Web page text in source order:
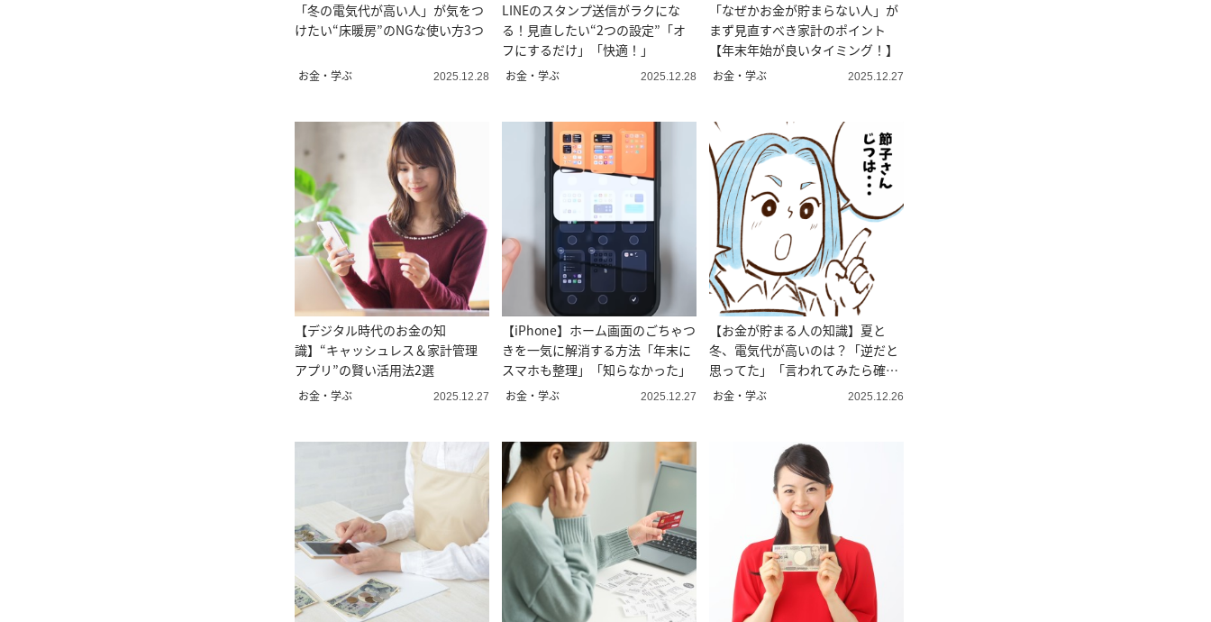
「冬の電気代が高い人」が気をつ
けたい“床暖房”のNGな使い方3つ
お金・学ぶ 2025.12.28
LINEのスタンプ送信がラクにな
る！見直したい“2つの設定”「オ
フにするだけ」「快適！」
お金・学ぶ 2025.12.28
「なぜかお金が貯まらない人」が
まず見直すべき家計のポイント
【年末年始が良いタイミング！】
お金・学ぶ 2025.12.27
【デジタル時代のお金の知
識】“キャッシュレス＆家計管理
アプリ”の賢い活用法2選
お金・学ぶ 2025.12.27
【iPhone】ホーム画面のごちゃつ
きを一気に解消する方法「年末に
スマホも整理」「知らなかった」
お金・学ぶ 2025.12.27
【お金が貯まる人の知識】夏と
冬、電気代が高いのは？「逆だと
思ってた」「言われてみたら確か
に」
お金・学ぶ 2025.12.26